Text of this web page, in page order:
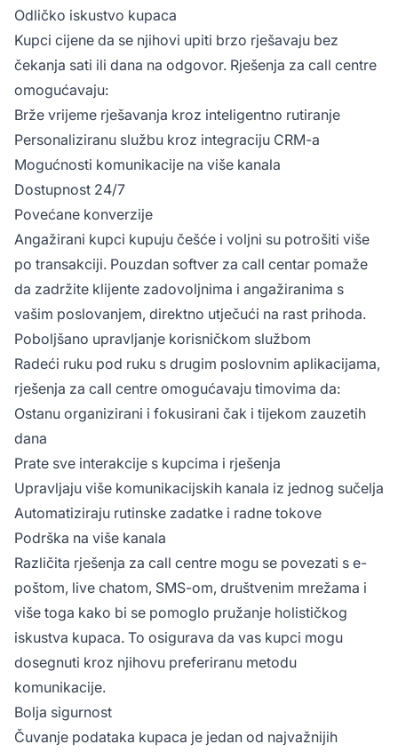
Odličko iskustvo kupaca
Kupci cijene da se njihovi upiti brzo rješavaju bez
čekanja sati ili dana na odgovor. Rješenja za call centre
omogućavaju:
Brže vrijeme rješavanja kroz inteligentno rutiranje
Personaliziranu službu kroz integraciju CRM-a
Mogućnosti komunikacije na više kanala
Dostupnost 24/7
Povećane konverzije
Angažirani kupci kupuju češće i voljni su potrošiti više
po transakciji. Pouzdan softver za call centar pomaže
da zadržite klijente zadovoljnima i angažiranima s
vašim poslovanjem, direktno utječući na rast prihoda.
Poboljšano upravljanje korisničkom službom
Radeći ruku pod ruku s drugim poslovnim aplikacijama,
rješenja za call centre omogućavaju timovima da:
Ostanu organizirani i fokusirani čak i tijekom zauzetih
dana
Prate sve interakcije s kupcima i rješenja
Upravljaju više komunikacijskih kanala iz jednog sučelja
Automatiziraju rutinske zadatke i radne tokove
Podrška na više kanala
Različita rješenja za call centre mogu se povezati s e-
poštom, live chatom, SMS-om, društvenim mrežama i
više toga kako bi se pomoglo pružanje holističkog
iskustva kupaca. To osigurava da vas kupci mogu
dosegnuti kroz njihovu preferiranu metodu
komunikacije.
Bolja sigurnost
Čuvanje podataka kupaca je jedan od najvažnijih